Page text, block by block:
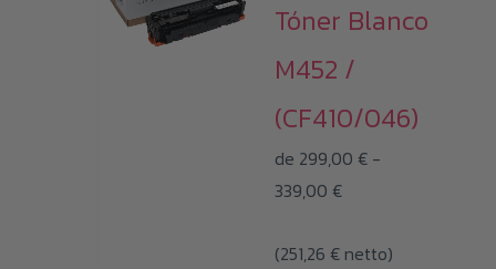
Tóner Blanco
M452 /
(CF410/046)
de 299,00 € -
339,00 €Rango
precios:
(251,26 € netto)